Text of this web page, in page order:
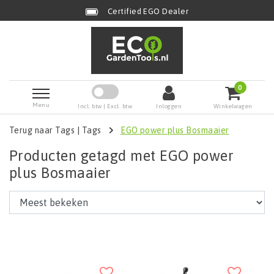
Certified EGO Dealer
Menu Incl. btw | Excl. btw Inloggen
0
Winkelwagen
Terug naar Tags Tags EGO power plus Bosmaaier
Producten getagd met EGO power
plus Bosmaaier